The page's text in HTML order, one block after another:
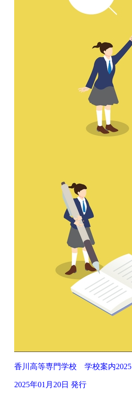
香川高等専門学校 学校案内2025
2025年01月20日 発行